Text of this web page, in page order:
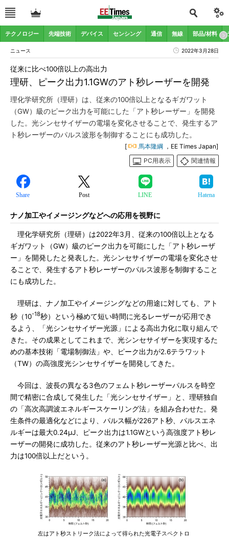
テクノロジー 先端技術 デバイス センシング 通信 無線 部品/材料
ニュース 2022年3月28日
理研、ピーク出力1.1GWのアト秒レーザーを開発
従来に比べ100倍以上の高出力
理化学研究所（理研）は、従来の100倍以上となるギガワット
（GW）級のピーク出力を可能にした「アト秒レーザー」を開発
した。光シンセサイザーの電場を変化させることで、発生するア
ト秒レーザーのパルス波形を制御することにも成功した。
[ 馬本隆綱 ，EE Times Japan]
PC用表示
関連情報
Share Post LINE Hatena
ナノ加工やイメージングなどへの応用を視野に
理化学研究所（理研）は2022年3月、従来の100倍以上となる
ギガワット（GW）級のピーク出力を可能にした「アト秒レーザ
ー」を開発したと発表した。光シンセサイザーの電場を変化させ
ることで、発生するアト秒レーザーのパルス波形を制御すること
にも成功した。
理研は、ナノ加工やイメージングなどの用途に対しても、アト
秒（10-18秒）という極めて短い時間に光るレーザーが応用でき
るよう、「光シンセサイザー光源」による高出力化に取り組んで
きた。その成果としてこれまで、光シンセサイザーを実現するた
めの基本技術「電場制御法」や、ピーク出力が2.6テラワット
（TW）の高強度光シンセサイザーを開発してきた。
今回は、波長の異なる3色のフェムト秒レーザーパルスを時空
間で精密に合成して発生した「光シンセサイザー」と、理研独自
の「高次高調波エネルギースケーリング法」を組み合わせた。発
生条件の最適化などにより、パルス幅が226アト秒、パルスエネ
ルギーは最大0.24μJ、ピーク出力は1.1GWという高強度アト秒レ
ーザーの開発に成功した。従来のアト秒レーザー光源と比べ、出
力は100倍以上だという。
左はアト秒ストリーク法によって得られた光電子スペクトロ